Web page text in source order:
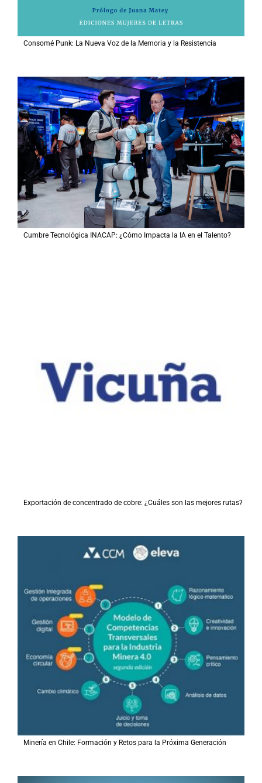
Consomé Punk: La Nueva Voz de la Memoria y la Resistencia
Cumbre Tecnológica INACAP: ¿Cómo Impacta la IA en el Talento?
Exportación de concentrado de cobre: ¿Cuáles son las mejores rutas?
Minería en Chile: Formación y Retos para la Próxima Generación